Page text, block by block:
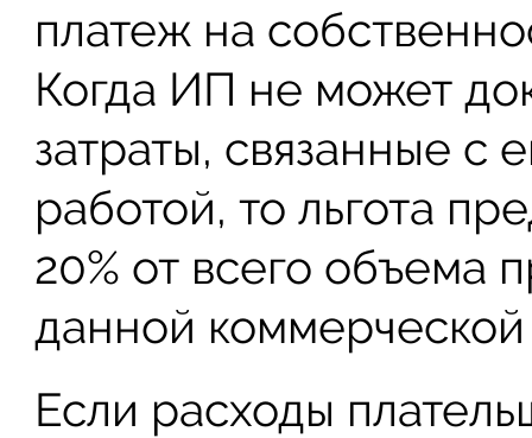
платеж на
Когда ИП не может
затраты, связанные с
работой, то льгота
20% от всего объема
данной коммерческой
Если расходы